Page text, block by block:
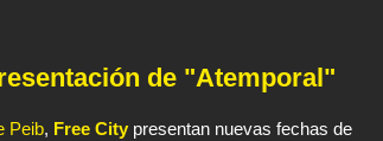
de "Atemporal"
Peib, Free City presentan nuevas fechas de